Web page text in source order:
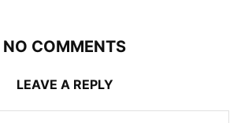
NO COMMENTS
LEAVE A REPLY